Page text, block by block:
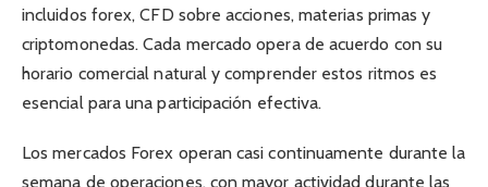
incluidos forex, CFD sobre acciones, materias primas y
criptomonedas. Cada mercado opera de acuerdo con su
horario comercial natural y comprender estos ritmos es
esencial para una participación efectiva.
Los mercados Forex operan casi continuamente durante la
semana de operaciones, con mayor actividad durante las